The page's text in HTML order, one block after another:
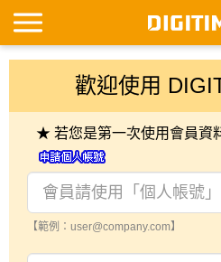
歡迎使用
★ 若您是第一次使用會員資
【範例：user@company.com】